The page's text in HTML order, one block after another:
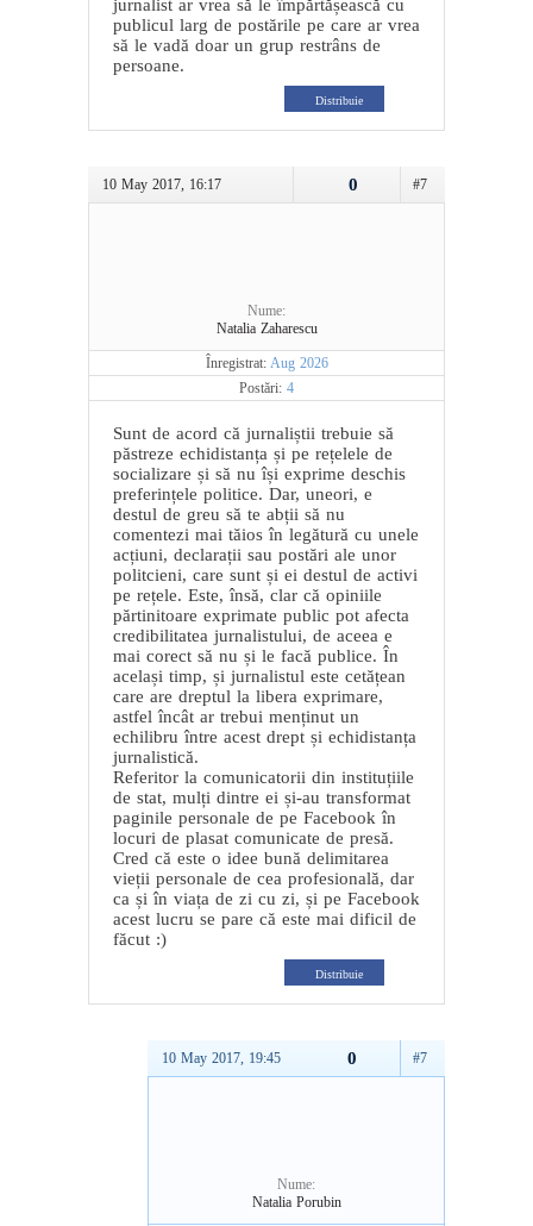
jurnalist ar vrea să le împărtășească cu
publicul larg de postările pe care ar vrea
să le vadă doar un grup restrâns de
persoane.
Distribuie
10 May 2017, 16:17 #7
0
Nume:
Natalia Zaharescu
Înregistrat: Aug 2026
Postări: 4
Sunt de acord că jurnaliștii trebuie să
păstreze echidistanța și pe rețelele de
socializare și să nu își exprime deschis
preferințele politice. Dar, uneori, e
destul de greu să te abții să nu
comentezi mai tăios în legătură cu unele
acțiuni, declarații sau postări ale unor
politcieni, care sunt și ei destul de activi
pe rețele. Este, însă, clar că opiniile
părtinitoare exprimate public pot afecta
credibilitatea jurnalistului, de aceea e
mai corect să nu și le facă publice. În
același timp, și jurnalistul este cetățean
care are dreptul la libera exprimare,
astfel încât ar trebui menținut un
echilibru între acest drept și echidistanța
jurnalistică.
Referitor la comunicatorii din instituțiile
de stat, mulți dintre ei și-au transformat
paginile personale de pe Facebook în
locuri de plasat comunicate de presă.
Cred că este o idee bună delimitarea
vieții personale de cea profesională, dar
ca și în viața de zi cu zi, și pe Facebook
acest lucru se pare că este mai dificil de
făcut :)
Distribuie
10 May 2017, 19:45 #7
0
Nume:
Natalia Porubin